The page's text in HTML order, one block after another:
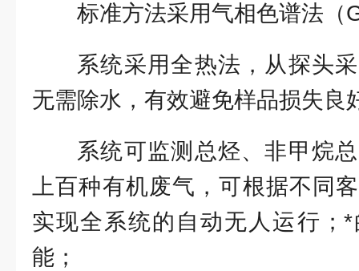
标准方法采用气相色谱法（
系统采用全热法，从探头
无需除水，有效避免样品损失良
系统可监测总烃、非甲烷
上百种有机废气，可根据不同
实现全系统的自动无人运行；
能；